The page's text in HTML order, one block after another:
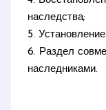
наследства;
5.
6. Раздел
наследниками.